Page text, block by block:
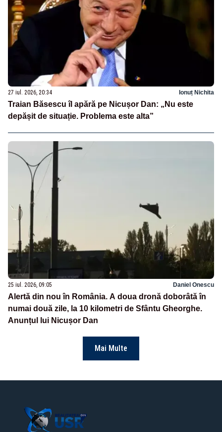
27 iul. 2026, 20:34 Ionuț Nichita
Traian Băsescu îl apără pe Nicușor Dan: „Nu este
depășit de situație. Problema este alta”
25 iul. 2026, 09:05 Daniel Onescu
Alertă din nou în România. A doua dronă doborâtă în
numai două zile, la 10 kilometri de Sfântu Gheorghe.
Anunțul lui Nicușor Dan
Mai Multe